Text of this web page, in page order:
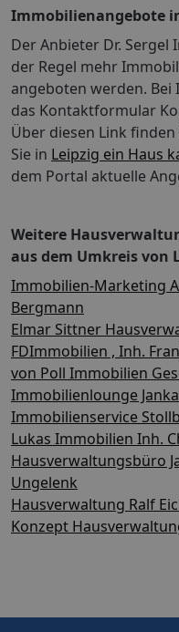
Immobilienangebote
Der Anbieter Dr.
der Regel mehr
angeboten werden. Bei
das Kontaktformular
Über diesen Link finden
Sie in Leipzig ein Haus
dem Portal aktuelle
Weitere
aus dem Umkreis von
Immobilien-Marketing
Bergmann
Elmar Sittner
FDImmobilien , Inh.
von Poll Immobilien
Immobilienlounge
Immobilienservice
Lukas Immobilien Inh.
Hausverwaltungsbüro
Ungelenk
Hausverwaltung Ralf
Konzept